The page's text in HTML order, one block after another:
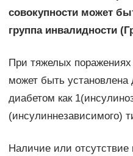
совокупности может
группа инвалидности
При тяжелых
может быть
диабетом как
(инсулиннезависимого)
Наличие или отсутствие